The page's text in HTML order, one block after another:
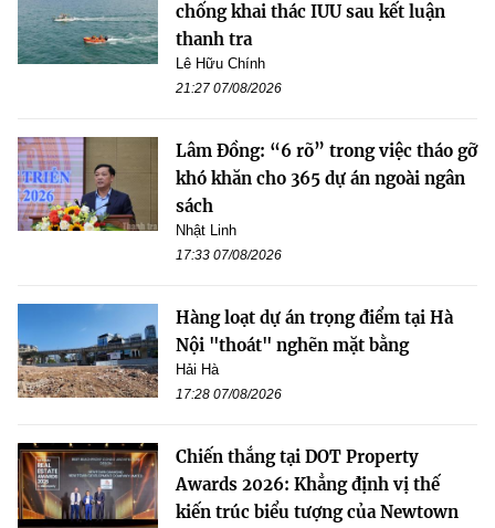
chống khai thác IUU sau kết luận
thanh tra
Lê Hữu Chính
21:27 07/08/2026
Lâm Đồng: “6 rõ” trong việc tháo gỡ
khó khăn cho 365 dự án ngoài ngân
sách
Nhật Linh
17:33 07/08/2026
Hàng loạt dự án trọng điểm tại Hà
Nội "thoát" nghẽn mặt bằng
Hải Hà
17:28 07/08/2026
Chiến thắng tại DOT Property
Awards 2026: Khẳng định vị thế
kiến trúc biểu tượng của Newtown